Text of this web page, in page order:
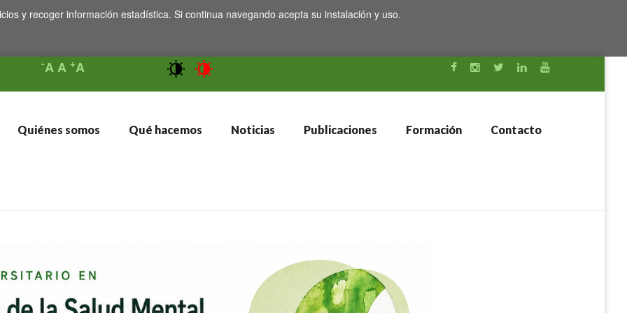
y recoger información estadística. Si continua navegando acepta su instalación y uso.
-AA +A
Quiénes somos Qué hacemos Noticias Publicaciones Formación Contacto